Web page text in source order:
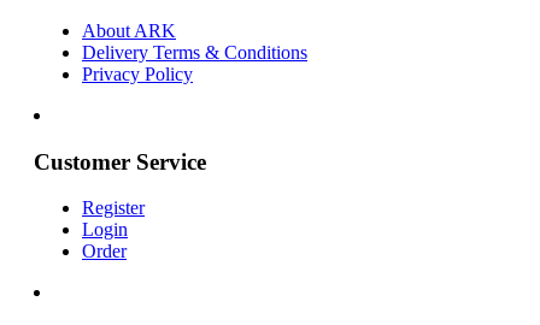
About ARK
Delivery Terms & Conditions
Privacy Policy
Customer Service
Register
Login
Order